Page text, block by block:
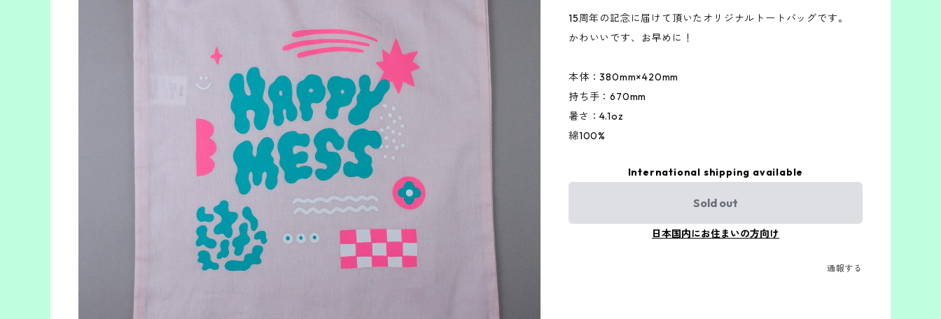
15周年の記念に届けて頂いたオリジナルトートバッグです。
かわいいです、お早めに！
本体：380mm×420mm
持ち手：670mm
暑さ：4.1oz
綿100%
International shipping available
Sold out
日本国内にお住まいの方向け
通報する